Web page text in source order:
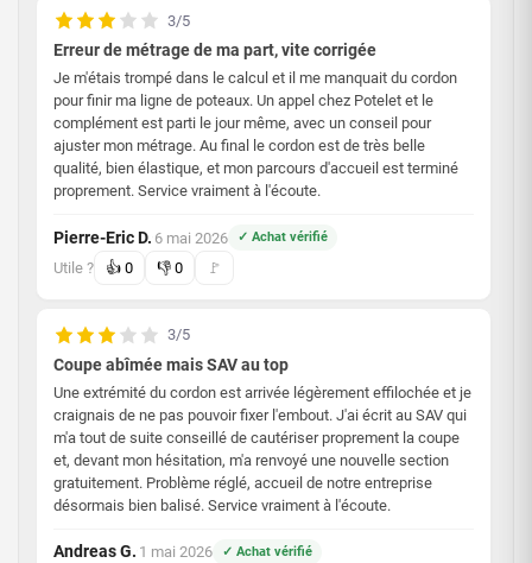
3/5
Erreur de métrage de ma part, vite corrigée
Je m'étais trompé dans le calcul et il me manquait du cordon
pour finir ma ligne de poteaux. Un appel chez Potelet et le
complément est parti le jour même, avec un conseil pour
ajuster mon métrage. Au final le cordon est de très belle
qualité, bien élastique, et mon parcours d'accueil est terminé
proprement. Service vraiment à l'écoute.
Pierre-Eric D. 6 mai 2026 ✓ Achat vérifié
Utile ? 👍 0 👎 0 🚩
3/5
Coupe abîmée mais SAV au top
Une extrémité du cordon est arrivée légèrement effilochée et je
craignais de ne pas pouvoir fixer l'embout. J'ai écrit au SAV qui
m'a tout de suite conseillé de cautériser proprement la coupe
et, devant mon hésitation, m'a renvoyé une nouvelle section
gratuitement. Problème réglé, accueil de notre entreprise
désormais bien balisé. Service vraiment à l'écoute.
Andreas G. 1 mai 2026 ✓ Achat vérifié